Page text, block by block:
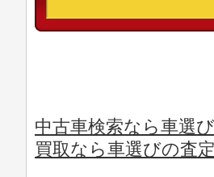
中古車検索なら車選
買取なら車選びの査